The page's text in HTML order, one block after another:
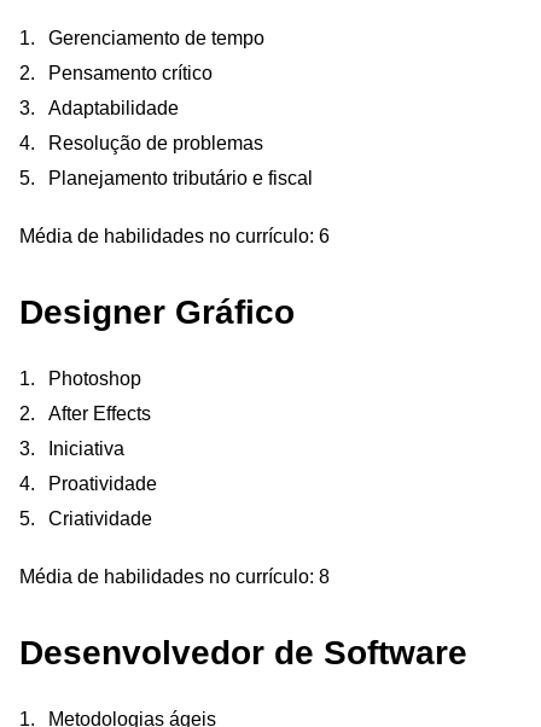
Gerenciamento de tempo
Pensamento crítico
Adaptabilidade
Resolução de problemas
Planejamento tributário e fiscal
Média de habilidades no currículo: 6
Designer Gráfico
Photoshop
After Effects
Iniciativa
Proatividade
Criatividade
Média de habilidades no currículo: 8
Desenvolvedor de Software
Metodologias ágeis